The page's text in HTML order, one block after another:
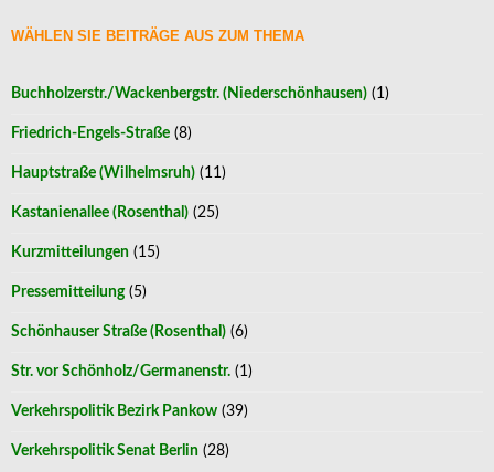
WÄHLEN SIE BEITRÄGE AUS ZUM THEMA
Buchholzerstr./Wackenbergstr. (Niederschönhausen) (1)
Friedrich-Engels-Straße (8)
Hauptstraße (Wilhelmsruh) (11)
Kastanienallee (Rosenthal) (25)
Kurzmitteilungen (15)
Pressemitteilung(5)
Schönhauser Straße (Rosenthal) (6)
Str. vor Schönholz/Germanenstr. (1)
Verkehrspolitik Bezirk Pankow (39)
Verkehrspolitik Senat Berlin (28)